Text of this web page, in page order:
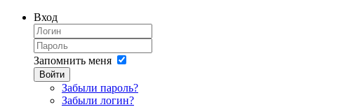
Вход
Запомнить меня
Войти
Забыли пароль?
Забыли логин?